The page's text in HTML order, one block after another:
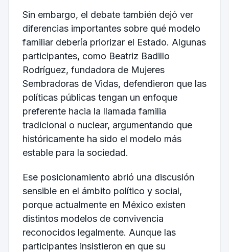
Sin embargo, el debate también dejó ver
diferencias importantes sobre qué modelo
familiar debería priorizar el Estado. Algunas
participantes, como Beatriz Badillo
Rodríguez, fundadora de Mujeres
Sembradoras de Vidas, defendieron que las
políticas públicas tengan un enfoque
preferente hacia la llamada familia
tradicional o nuclear, argumentando que
históricamente ha sido el modelo más
estable para la sociedad.
Ese posicionamiento abrió una discusión
sensible en el ámbito político y social,
porque actualmente en México existen
distintos modelos de convivencia
reconocidos legalmente. Aunque las
participantes insistieron en que su